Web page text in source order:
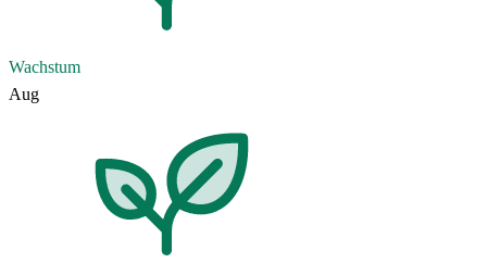
Wachstum
Aug